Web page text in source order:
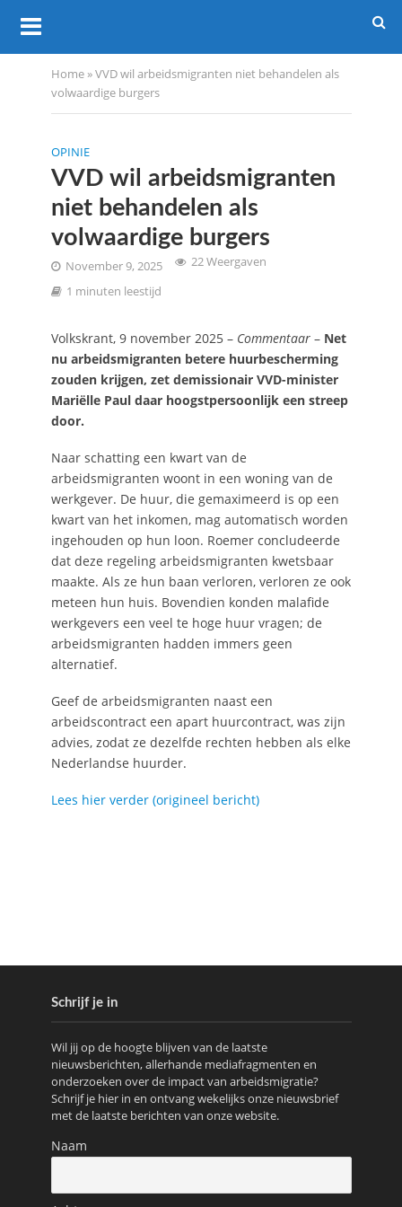
Home»VVD wil arbeidsmigranten niet behandelen als
volwaardige burgers
OPINIE
VVD wil arbeidsmigranten
niet behandelen als
volwaardige burgers
November 9, 2025
22 Weergaven
1 minuten leestijd
Volkskrant, 9 november 2025 – Commentaar– Net
nu arbeidsmigranten betere huurbescherming
zouden krijgen, zet demissionair VVD-minister
Mariëlle Paul daar hoogstpersoonlijk een streep
door.
Naar schatting een kwart van de
arbeidsmigranten woont in een woning van de
werkgever. De huur, die gemaximeerd is op een
kwart van het inkomen, mag automatisch worden
ingehouden op hun loon. Roemer concludeerde
dat deze regeling arbeidsmigranten kwetsbaar
maakte. Als ze hun baan verloren, verloren ze ook
meteen hun huis. Bovendien konden malafide
werkgevers een veel te hoge huur vragen; de
arbeidsmigranten hadden immers geen
alternatief.
Geef de arbeidsmigranten naast een
arbeidscontract een apart huurcontract, was zijn
advies, zodat ze dezelfde rechten hebben als elke
Nederlandse huurder.
Lees hier verder (origineel bericht)
Schrijf je in
Wil jij op de hoogte blijven van de laatste
nieuwsberichten, allerhande mediafragmenten en
onderzoeken over de impact van arbeidsmigratie?
Schrijf je hier in en ontvang wekelijks onze nieuwsbrief
met de laatste berichten van onze website.
Naam